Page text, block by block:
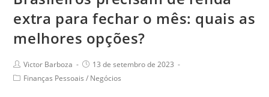
extra para fechar o mês: quais as
melhores opções?
Victor Barboza
13 de setembro de 2023
Finanças Pessoais / Negócios